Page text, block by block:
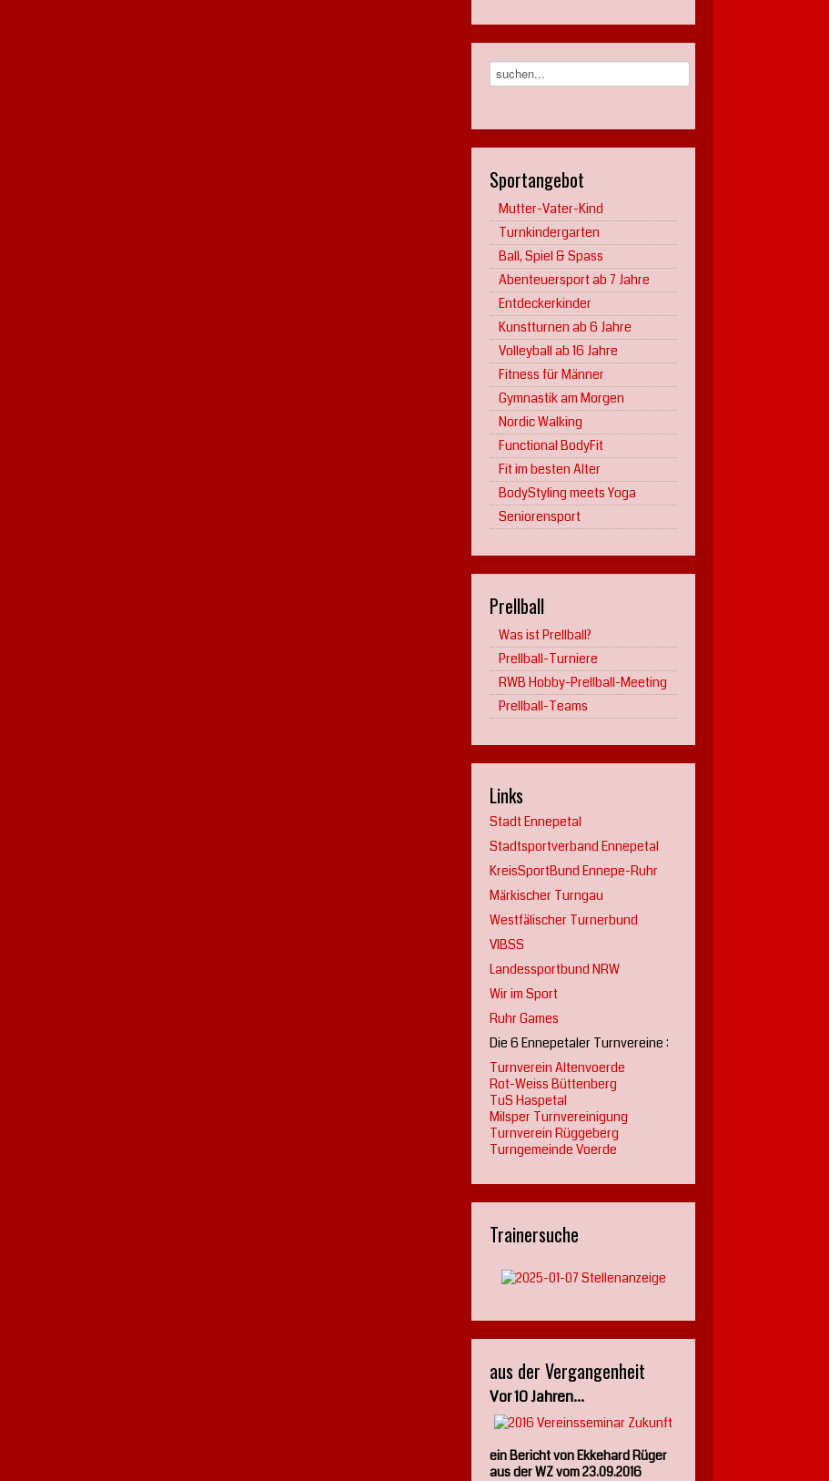
Sportangebot
Mutter-Vater-Kind
Turnkindergarten
Ball, Spiel & Spass
Abenteuersport ab 7 Jahre
Entdeckerkinder
Kunstturnen ab 6 Jahre
Volleyball ab 16 Jahre
Fitness für Männer
Gymnastik am Morgen
Nordic Walking
Functional BodyFit
Fit im besten Alter
BodyStyling meets Yoga
Seniorensport
Prellball
Was ist Prellball?
Prellball-Turniere
RWB Hobby-Prellball-Meeting
Prellball-Teams
Links
Stadt Ennepetal
Stadtsportverband Ennepetal
KreisSportBund Ennepe-Ruhr
Märkischer Turngau
Westfälischer Turnerbund
VIBSS
Landessportbund NRW
Wir im Sport
Ruhr Games
Die 6 Ennepetaler Turnvereine :
Turnverein Altenvoerde
Rot-Weiss Büttenberg
TuS Haspetal
Milsper Turnvereinigung
Turnverein Rüggeberg
Turngemeinde Voerde
Trainersuche
aus der Vergangenheit
Vor 10 Jahren...
ein Bericht von Ekkehard Rüger
aus der WZ vom 23.09.2016